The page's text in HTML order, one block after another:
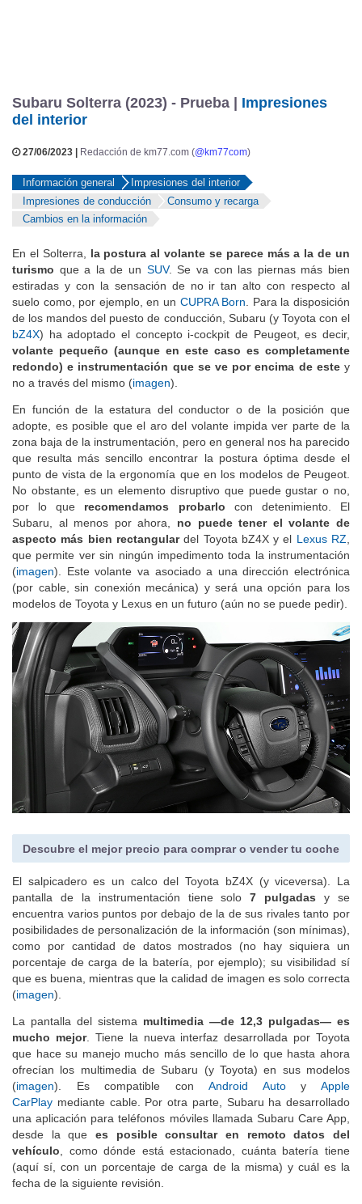
Subaru Solterra (2023) - Prueba |
Impresiones
Información general
Impresiones del interior
Impresiones de conducción
En el Solterra, la postura al volante se parece más a la de un
turismoque a la de unSUV . Se va con las piernas más bien
estiradas y con la sensación de no ir tan alto con respecto al
suelo como, por ejemplo, en unCUPRA Born. Para la disposición
de los mandos del puesto de conducción, Subaru (y Toyota con el
bZ4X) ha adoptado el concepto i-cockpit de Peugeot, es decir,
volante pequeño (aunque en este caso es completamente
redondo) e instrumentación que se ve por encima de este
En función de la estatura del conductor o de la posición que
adopte, es posible que el aro del volante impida ver parte de la
zona baja de la instrumentación, pero en general nos ha parecido
que resulta más sencillo encontrar la postura óptima desde el
punto de vista de la ergonomía que en los modelos de Peugeot.
No obstante, es un elemento disruptivo que puede gustar o no,
por lo querecomendamos probarlocon detenimiento. El
Subaru, al menos por ahora,no puede tener el volante de
aspecto más bien rectangulardel Toyota bZ4X y elLexus RZ,
que permite ver sin ningún impedimento toda la instrumentación
(imagen). Este volante va asociado a una dirección electrónica
(por cable, sin conexión mecánica) y será una opción para los
Descubre el mejor precio para comprar o vender tu coche
El salpicadero es un calco del Toyota bZ4X (y viceversa). La
pantalla de la instrumentación tiene solo7 pulgadasy se
encuentra varios puntos por debajo de la de sus rivales tanto por
posibilidades de personalización de la información (son mínimas),
como por cantidad de datos mostrados (no hay siquiera un
porcentaje de carga de la batería, por ejemplo); su visibilidad sí
que es buena, mientras que la calidad de imagen es solo correcta
La pantalla del sistema multimedia —de 12,3 pulgadas— es
mucho mejor. Tiene la nueva interfaz desarrollada por Toyota
que hace su manejo mucho más sencillo de lo que hasta ahora
ofrecían los multimedia de Subaru (y Toyota) en sus modelos
(imagen ). Es compatible conAndroid AutoyApple
CarPlaymediante cable. Por otra parte, Subaru ha desarrollado
una aplicación para teléfonos móviles llamada Subaru Care App,
desde la quees posible consultar en remoto datos del
vehículo , como dónde está estacionado, cuánta batería tiene
(aquí sí, con un porcentaje de carga de la misma) y cuál es la